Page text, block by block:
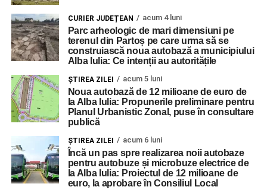
CURIER JUDEȚEAN acum 4 luni
Parc arheologic de mari dimensiuni pe
terenul din Partoș pe care urma să se
construiască noua autobază a municipiului
Alba Iulia: Ce intenții au autoritățile
ŞTIREA ZILEI acum 5 luni
Noua autobază de 12 milioane de euro de
la Alba Iulia: Propunerile preliminare pentru
Planul Urbanistic Zonal, puse în consultare
publică
ŞTIREA ZILEI acum 6 luni
Încă un pas spre realizarea noii autobaze
pentru autobuze și microbuze electrice de
la Alba Iulia: Proiectul de 12 milioane de
euro, la aprobare în Consiliul Local